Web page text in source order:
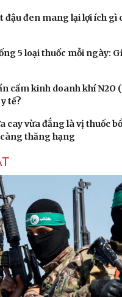
đậu đen mang lại lợi ích gì
5 loại thuốc mỗi ngày:
cấm kinh doanh khí N2O
tế?
cay vừa đắng là vị thuốc
thăng hạng